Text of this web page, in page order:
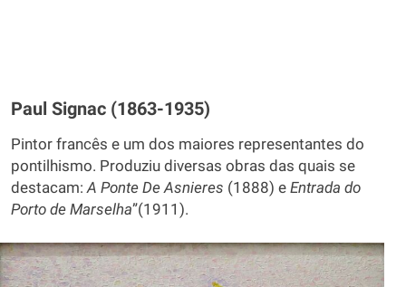
Paul Signac (1863-1935)
Pintor francês e um dos maiores representantes do
pontilhismo. Produziu diversas obras das quais se
destacam: A Ponte De Asnieres (1888) e Entrada do
Porto de Marselha”(1911).